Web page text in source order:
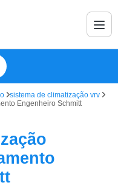
sistema de climatização vrv
Engenheiro Schmitt